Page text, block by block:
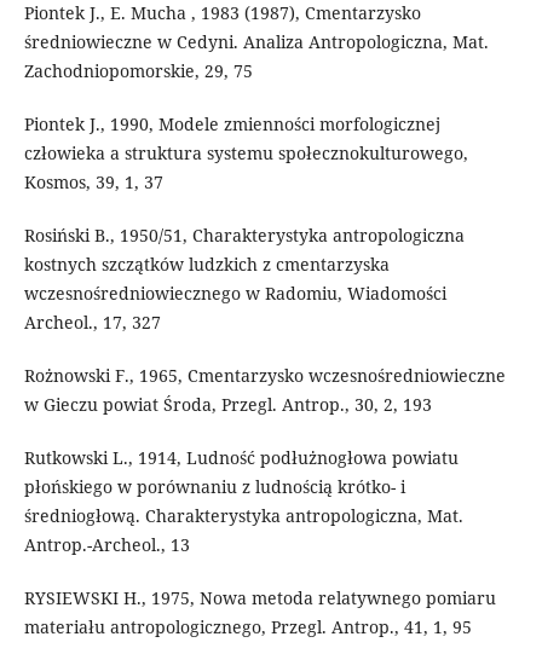
Piontek J., E. Mucha , 1983 (1987), Cmentarzysko
średniowieczne w Cedyni. Analiza Antropologiczna, Mat.
Zachodniopomorskie, 29, 75
Piontek J., 1990, Modele zmienności morfologicznej
człowieka a struktura systemu społecznokulturowego,
Kosmos, 39, 1, 37
Rosiński B., 1950/51, Charakterystyka antropologiczna
kostnych szczątków ludzkich z cmentarzyska
wczesnośredniowiecznego w Radomiu, Wiadomości
Archeol., 17, 327
Rożnowski F., 1965, Cmentarzysko wczesnośredniowieczne
w Gieczu powiat Środa, Przegl. Antrop., 30, 2, 193
Rutkowski L., 1914, Ludność podłużnogłowa powiatu
płońskiego w porównaniu z ludnością krótko- i
średniogłową. Charakterystyka antropologiczna, Mat.
Antrop.-Archeol., 13
RYSIEWSKI H., 1975, Nowa metoda relatywnego pomiaru
materiału antropologicznego, Przegl. Antrop., 41, 1, 95